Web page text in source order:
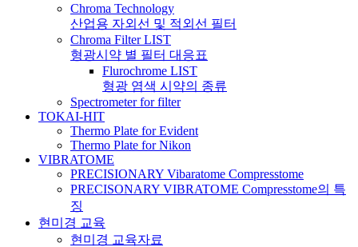
Chroma Technology
산업용 자외선 및 적외선 필터
Chroma Filter LIST
형광시약 별 필터 대응표
Flurochrome LIST
형광 염색 시약의 종류
Spectrometer for filter
TOKAI-HIT
Thermo Plate for Evident
Thermo Plate for Nikon
VIBRATOME
PRECISIONARY Vibaratome Compresstome
PRECISONARY VIBRATOME Compresstome의 특
징
현미경 교육
현미경 교육자료